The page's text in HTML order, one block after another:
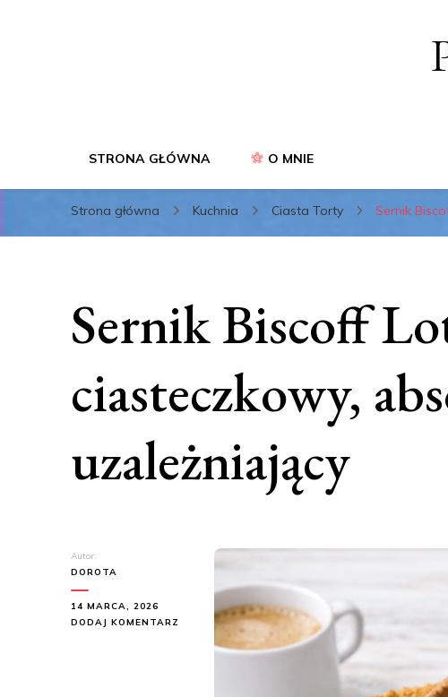
STRONA GŁÓWNA O MNIE
Strona główna Kuchnia Ciasta Torty Sernik
Sernik Biscoff
ciasteczkowy,
uzależniający
Autor:
DOROTA
14 MARCA, 2026
DODAJ KOMENTARZ
BISCOFF